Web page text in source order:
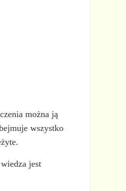
można ją
wszystko
jest